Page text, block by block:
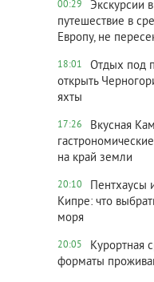
00:29
Экскурсии
путешествие в
Европу, не
18:01
Отдых под
открыть
яхты
17:26
Вкусная
на край земли
20:10
Пентхаусы
Кипре: что
моря
20:05
Курортная
форматы